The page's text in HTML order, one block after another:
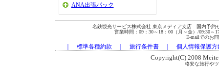
ANA出張パック
名鉄観光サービス株式会社 東京メディア支店 国内予約
営業時間：09：30～18：00（月～金）/09:30～
E-mailでのお
標準各種約款 旅行条件書｜ 個人情報保護方
Copyright(C) 2008
格安な旅行や